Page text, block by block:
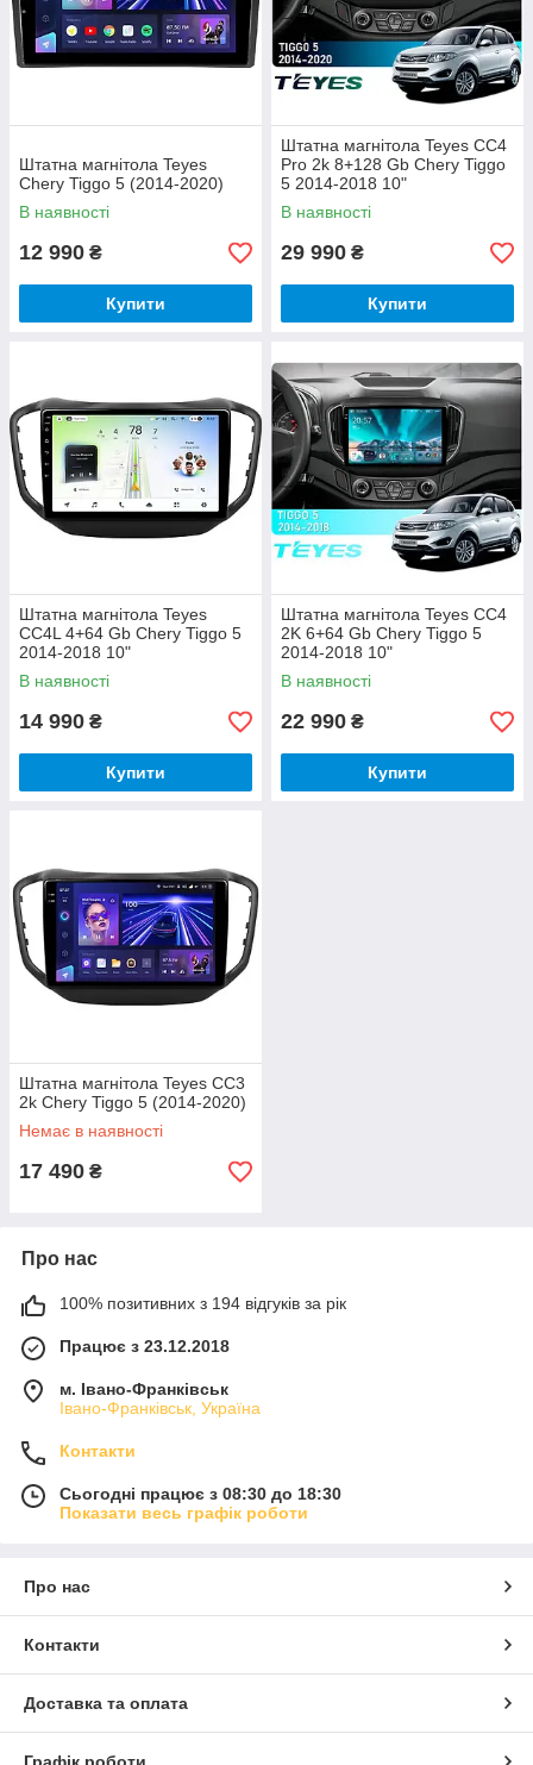
Штатна магнітола Teyes
Chery Tiggo 5 (2014-2020)
В наявності
12 990 ₴
Купити
Штатна магнітола Teyes CC4
Pro 2k 8+128 Gb Chery Tiggo
5 2014-2018 10"
В наявності
29 990 ₴
Купити
Штатна магнітола Teyes
CC4L 4+64 Gb Chery Tiggo 5
2014-2018 10"
В наявності
14 990 ₴
Купити
Штатна магнітола Teyes CC4
2K 6+64 Gb Chery Tiggo 5
2014-2018 10"
В наявності
22 990 ₴
Купити
Штатна магнітола Teyes CC3
2k Chery Tiggo 5 (2014-2020)
Немає в наявності
17 490 ₴
Про нас
100% позитивних з 194 відгуків за рік
Працює з 23.12.2018
м. Івано-Франківськ
Івано-Франківськ, Україна
Контакти
Сьогодні працює з 08:30 до 18:30
Показати весь графік роботи
Про нас
Контакти
Доставка та оплата